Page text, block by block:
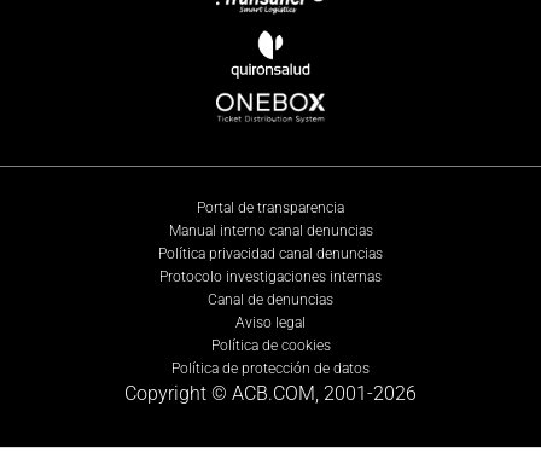
Portal de transparencia
Manual interno canal denuncias
Política privacidad canal denuncias
Protocolo investigaciones internas
Canal de denuncias
Aviso legal
Política de cookies
Política de protección de datos
Copyright © ACB.COM, 2001-2026